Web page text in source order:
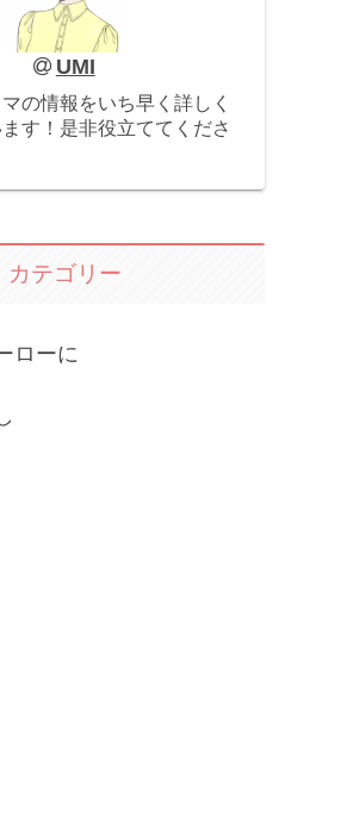
UMI
の情報をいち早く詳しく
す！是非役立ててくださ
カテゴリー
ローに